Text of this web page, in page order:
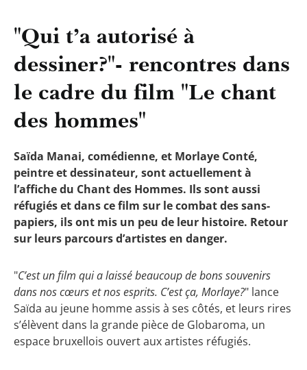
"Qui t’a autorisé à
dessiner?"- rencontres dans
le cadre du film "Le chant
des hommes"
Saïda Manai, comédienne, et Morlaye Conté,
peintre et dessinateur, sont actuellement à
l’affiche du Chant des Hommes. Ils sont aussi
réfugiés et dans ce film sur le combat des sans-
papiers, ils ont mis un peu de leur histoire. Retour
sur leurs parcours d’artistes en danger.
"C’est un film qui a laissé beaucoup de bons souvenirs
dans nos cœurs et nos esprits. C’est ça, Morlaye?" lance
Saïda au jeune homme assis à ses côtés, et leurs rires
s’élèvent dans la grande pièce de Globaroma, un
espace bruxellois ouvert aux artistes réfugiés.